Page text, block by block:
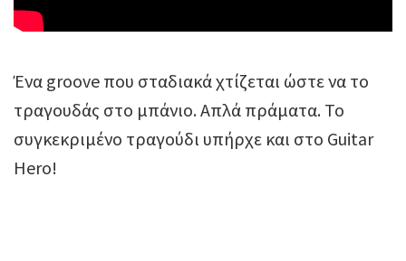
Ένα groove που σταδιακά χτίζεται ώστε να το
τραγουδάς στο μπάνιο. Απλά πράματα. Το
συγκεκριμένο τραγούδι υπήρχε και στο Guitar
Hero!